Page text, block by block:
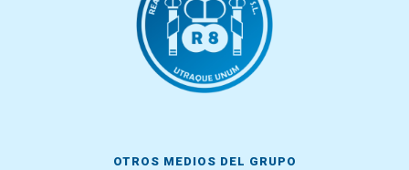
OTROS MEDIOS DEL GRUPO